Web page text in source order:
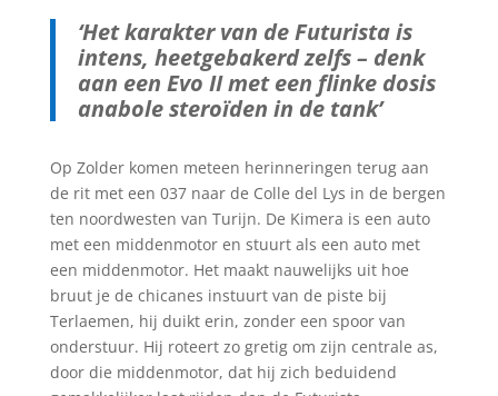
‘Het karakter van de Futurista is
intens, heetgebakerd zelfs – denk
aan een Evo II met een flinke dosis
anabole steroïden in de tank’
Op Zolder komen meteen herinneringen terug aan
de rit met een 037 naar de Colle del Lys in de bergen
ten noordwesten van Turijn. De Kimera is een auto
met een middenmotor en stuurt als een auto met
een middenmotor. Het maakt nauwelijks uit hoe
bruut je de chicanes instuurt van de piste bij
Terlaemen, hij duikt erin, zonder een spoor van
onderstuur. Hij roteert zo gretig om zijn centrale as,
door die middenmotor, dat hij zich beduidend